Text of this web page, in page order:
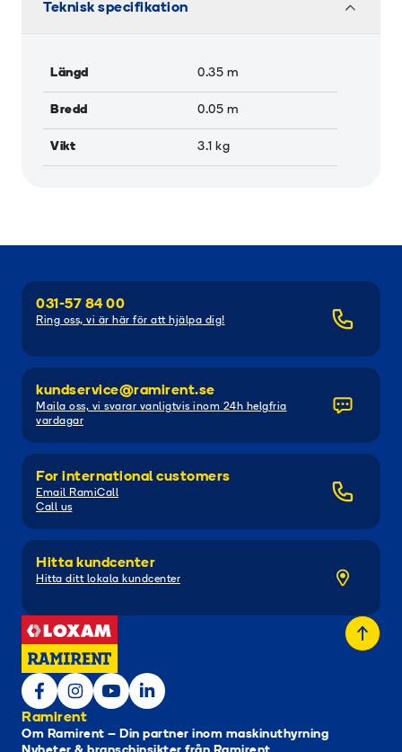
Teknisk specifikation
Längd 0.35 m
Bredd 0.05 m
Vikt 3.1 kg
031-57 84 00
Ring oss, vi är här för att hjälpa dig!
kundservice@ramirent.se
Maila oss, vi svarar vanligtvis inom 24h helgfria
vardagar
For international customers
Email RamiCall
Call us
Hitta kundcenter
Hitta ditt lokala kundcenter
Ramirent
Om Ramirent – Din partner inom maskinuthyrning